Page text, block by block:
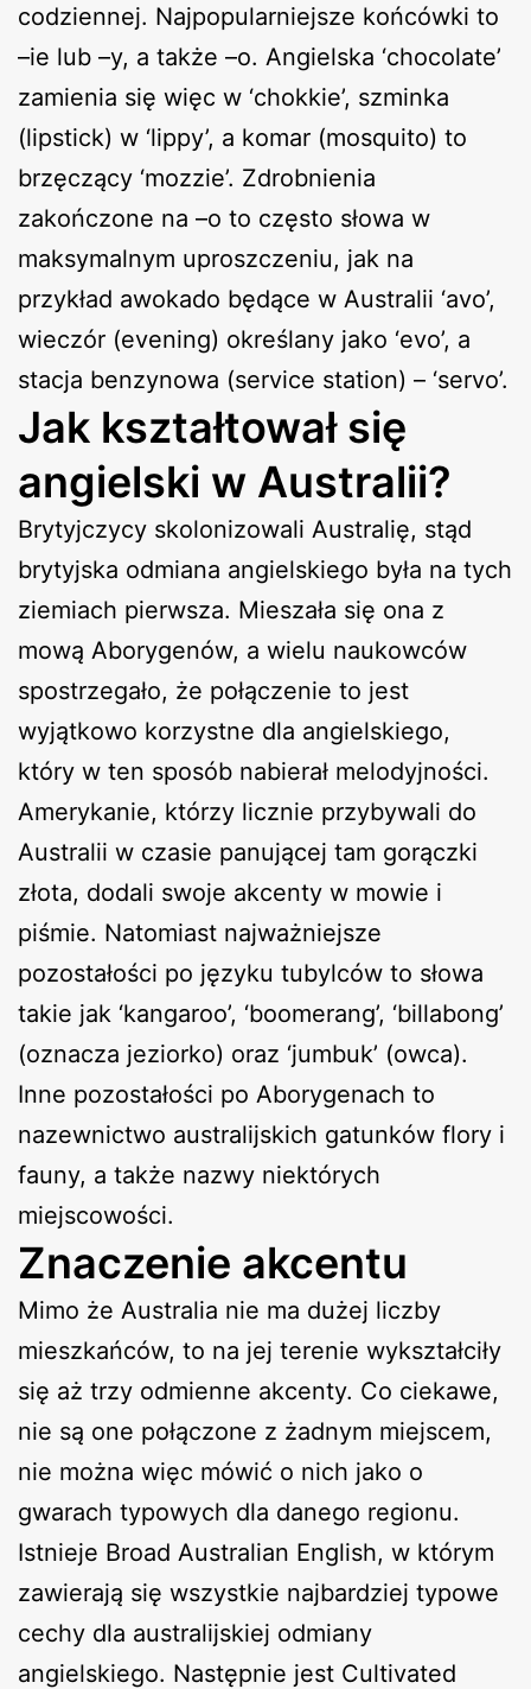
codziennej. Najpopularniejsze końcówki to
–ie lub –y, a także –o. Angielska ‘chocolate’
zamienia się więc w ‘chokkie’, szminka
(lipstick) w ‘lippy’, a komar (mosquito) to
brzęczący ‘mozzie’. Zdrobnienia
zakończone na –o to często słowa w
maksymalnym uproszczeniu, jak na
przykład awokado będące w Australii ‘avo’,
wieczór (evening) określany jako ‘evo’, a
stacja benzynowa (service station) – ‘servo’.
Jak kształtował się
angielski w Australii?
Brytyjczycy skolonizowali Australię, stąd
brytyjska odmiana angielskiego była na tych
ziemiach pierwsza. Mieszała się ona z
mową Aborygenów, a wielu naukowców
spostrzegało, że połączenie to jest
wyjątkowo korzystne dla angielskiego,
który w ten sposób nabierał melodyjności.
Amerykanie, którzy licznie przybywali do
Australii w czasie panującej tam gorączki
złota, dodali swoje akcenty w mowie i
piśmie. Natomiast najważniejsze
pozostałości po języku tubylców to słowa
takie jak ‘kangaroo’, ‘boomerang’, ‘billabong’
(oznacza jeziorko) oraz ‘jumbuk’ (owca).
Inne pozostałości po Aborygenach to
nazewnictwo australijskich gatunków flory i
fauny, a także nazwy niektórych
miejscowości.
Znaczenie akcentu
Mimo że Australia nie ma dużej liczby
mieszkańców, to na jej terenie wykształciły
się aż trzy odmienne akcenty. Co ciekawe,
nie są one połączone z żadnym miejscem,
nie można więc mówić o nich jako o
gwarach typowych dla danego regionu.
Istnieje Broad Australian English, w którym
zawierają się wszystkie najbardziej typowe
cechy dla australijskiej odmiany
angielskiego. Następnie jest Cultivated